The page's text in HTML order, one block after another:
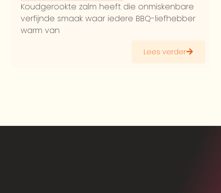
Koudgerookte zalm heeft die onmiskenbare
verfijnde smaak waar iedere BBQ-liefhebber
warm van
Lees verder